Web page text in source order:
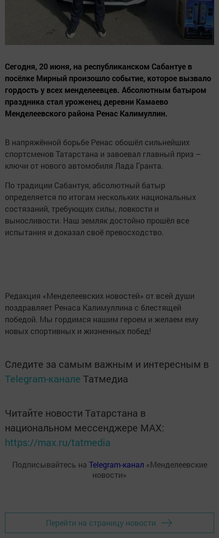
Сегодня, 20 июня, на республиканском Сабантуе в
посёлке Мирный произошло событие, которое вызвало
гордость у всех менделеевцев. Абсолютным батыром
праздника стал уроженец деревни Камаево
Менделеевского района Ренас Калимуллин.
В напряжённой борьбе Ренас обошёл сильнейших
спортсменов Татарстана и завоевал главный приз –
ключи от нового автомобиля Лада Гранта.
По традиции Сабантуя, абсолютный батыр
определяется по итогам нескольких национальных
состязаний, требующих силы, ловкости и
выносливости. Наш земляк достойно прошёл все
испытания и доказал своё превосходство.
Редакция «Менделеевских новостей» от всей души
поздравляет Ренаса Калимуллина с блестящей
победой. Мы гордимся нашим героем и желаем ему
новых спортивных и жизненных побед!
Следите за самым важным и интересным в
Telegram-канале Татмедиа
Читайте новости Татарстана в
национальном мессенджере MАХ:
https://max.ru/tatmedia
Подписывайтесь на Telegram-канал «Менделеевские
новости»
Перейти на страницу новости